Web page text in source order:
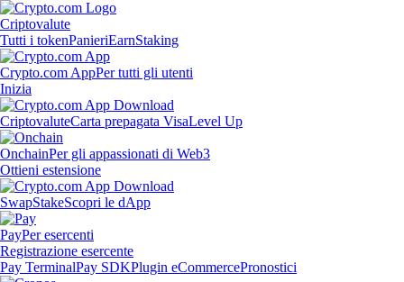
Criptovalute
Tutti i tokenPanieriEarnStaking
Crypto.com AppPer tutti gli utenti
Inizia
CriptovaluteCarta prepagata VisaLevel Up
OnchainPer gli appassionati di Web3
Ottieni estensione
SwapStakeScopri le dApp
PayPer esercenti
Registrazione esercente
Pay TerminalPay SDKPlugin eCommercePronostici